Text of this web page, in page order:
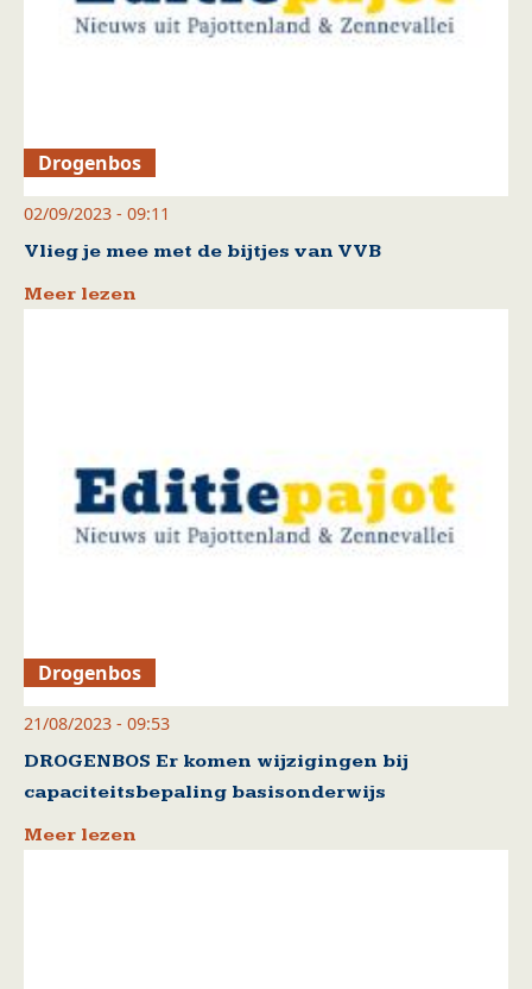
Drogenbos
02/09/2023 - 09:11
Vlieg je mee met de bijtjes van VVB
Meer lezen
Drogenbos
21/08/2023 - 09:53
DROGENBOS Er komen wijzigingen bij
capaciteitsbepaling basisonderwijs
Meer lezen